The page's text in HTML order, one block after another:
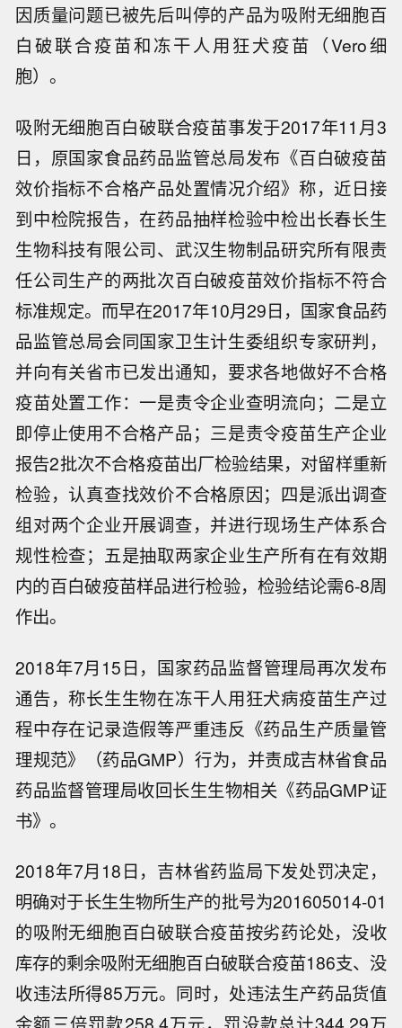
因质量问题已被先后叫停的产品为吸附无细胞百
白破联合疫苗和冻干人用狂犬疫苗（Vero细
胞）。
吸附无细胞百白破联合疫苗事发于2017年11月3
日，原国家食品药品监管总局发布《百白破疫苗
效价指标不合格产品处置情况介绍》称，近日接
到中检院报告，在药品抽样检验中检出长春长生
生物科技有限公司、武汉生物制品研究所有限责
任公司生产的两批次百白破疫苗效价指标不符合
标准规定。而早在2017年10月29日，国家食品药
品监管总局会同国家卫生计生委组织专家研判，
并向有关省市已发出通知，要求各地做好不合格
疫苗处置工作：一是责令企业查明流向；二是立
即停止使用不合格产品；三是责令疫苗生产企业
报告2批次不合格疫苗出厂检验结果，对留样重新
检验，认真查找效价不合格原因；四是派出调查
组对两个企业开展调查，并进行现场生产体系合
规性检查；五是抽取两家企业生产所有在有效期
内的百白破疫苗样品进行检验，检验结论需6-8周
作出。
2018年7月15日，国家药品监督管理局再次发布
通告，称长生生物在冻干人用狂犬病疫苗生产过
程中存在记录造假等严重违反《药品生产质量管
理规范》（药品GMP）行为，并责成吉林省食品
药品监督管理局收回长生生物相关《药品GMP证
书》。
2018年7月18日，吉林省药监局下发处罚决定，
明确对于长生生物所生产的批号为201605014-01
的吸附无细胞百白破联合疫苗按劣药论处，没收
库存的剩余吸附无细胞百白破联合疫苗186支、没
收违法所得85万元。同时，处违法生产药品货值